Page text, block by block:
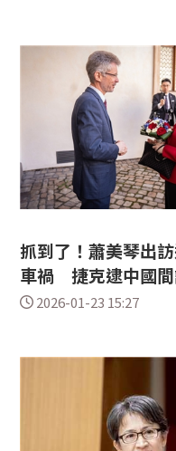
抓到了！蕭美琴出
車禍 捷克逮中國間
2026-01-23 15:27